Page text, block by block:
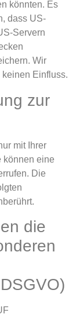
könnten. Es
dass US-
Servern
Wir
Einfluss.
zur
mit Ihrer
können eine
Die
die